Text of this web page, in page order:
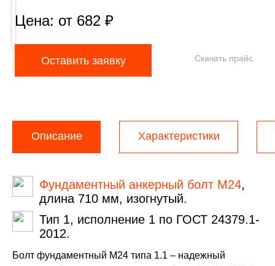
Цена: от 682 ₽
Оставить заявку Скачать прайс
Описание Характеристики
Фундаментный анкерный болт М24,
длина 710 мм, изогнутый.
Тип 1, исполнение 1 по ГОСТ 24379.1-
2012.
Болт фундаментный М24 типа 1.1 – надежный